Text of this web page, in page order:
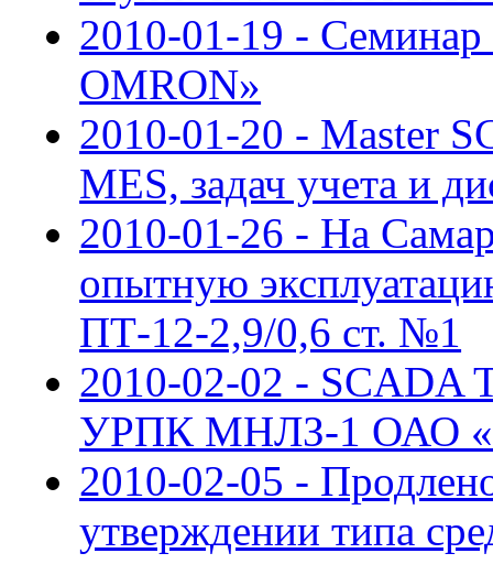
2010-01-19 - Семинар
OMRON»
2010-01-20 - Master
MES, задач учета и
2010-01-26 - На
опытную
ПТ-12-2,9/0,6 ст. №1
2010-02-02 -
УРПК МНЛЗ-1 ОАО
2010-02-05 -
утверждении типа